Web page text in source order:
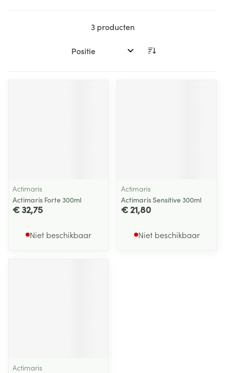
3producten
Sorteer op:
Actimaris
Actimaris Forte 300ml
€ 32,75
Niet beschikbaar
Actimaris
Actimaris Sensitive 300ml
€ 21,80
Niet beschikbaar
Actimaris